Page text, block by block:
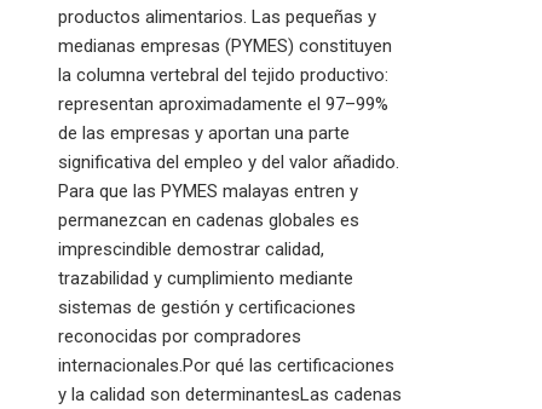
productos alimentarios. Las pequeñas y
medianas empresas (PYMES) constituyen
la columna vertebral del tejido productivo:
representan aproximadamente el 97–99%
de las empresas y aportan una parte
significativa del empleo y del valor añadido.
Para que las PYMES malayas entren y
permanezcan en cadenas globales es
imprescindible demostrar calidad,
trazabilidad y cumplimiento mediante
sistemas de gestión y certificaciones
reconocidas por compradores
internacionales.Por qué las certificaciones
y la calidad son determinantesLas cadenas